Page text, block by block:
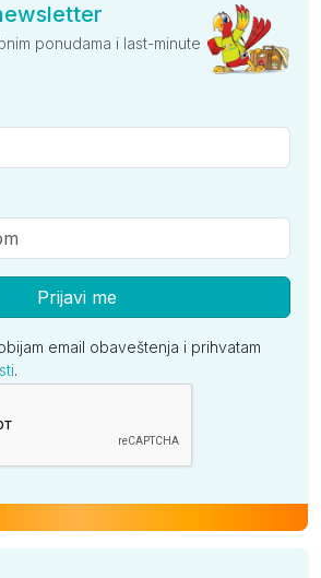
ponudama i last-minute
Prijavi me
email obaveštenja i prihvatam
.